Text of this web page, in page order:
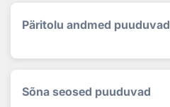
Päritolu andmed puuduvad
Sõna seosed puuduvad